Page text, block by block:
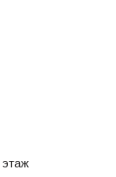
этаж